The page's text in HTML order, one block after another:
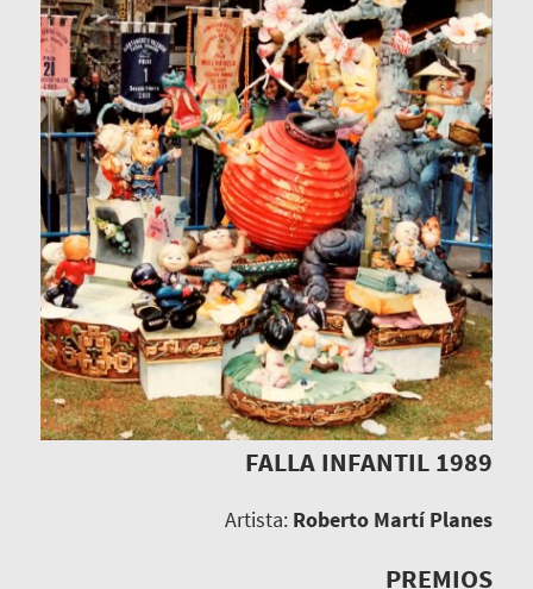
FALLA INFANTIL 1989
Artista: Roberto Martí Planes
PREMIOS